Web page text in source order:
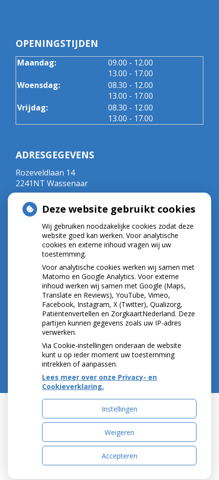
OPENINGSTIJDEN
Maandag: 09.00 tot
- 12.00
13.00 tot
- 17.00
Woensdag:
08.30 tot
- 12.00
13.00 tot
- 17.00
Vrijdag:
08.30 tot
- 12.00
13.00 tot
- 17.00
ADRESGEGEVENS
Rozeveldlaan 14
2241NT Wassenaar
E-mail:
r.crul@kpnplanet.nl
BIG-nummer ; 09020533702
NIEUWS
Let op: valse Infomedics-mails over
openstaande rekening
Tanden bleken? Laat het veilig doen!
Gezond tandvlees: de basis voor een gezonde
mond
Naar de tandarts in het buitenland? Wees op je
hoede!
Uw Zorg Online|Beheer
Privacy verklaring Cookie-instellingen Voorwaarden
Deze website gebruikt cookies
Wij gebruiken noodzakelijke cookies zodat deze
website goed kan werken. Voor analytische
cookies en externe inhoud vragen wij uw
toestemming.
Voor analytische cookies werken wij samen met
Matomo en Google Analytics. Voor externe
inhoud werken wij samen met Google (Maps,
Translate en Reviews), YouTube, Vimeo,
Facebook, Instagram, X (Twitter), Qualizorg,
Patiëntenvertellen en ZorgkaartNederland. Deze
partijen kunnen gegevens zoals uw IP-adres
verwerken.
Via Cookie-instellingen onderaan de website
kunt u op ieder moment uw toestemming
intrekken of aanpassen.
Lees meer over onze Privacy- en
Cookieverklaring.
Instellingen
Weigeren
Accepteren